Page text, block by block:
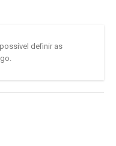
definir as